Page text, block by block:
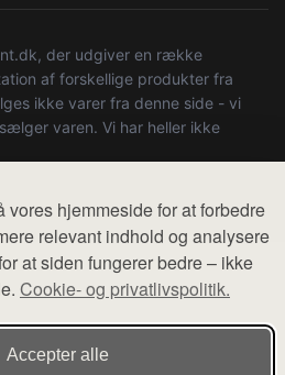
vores hjemmeside for at forbedre
relevant indhold og analysere
at siden fungerer bedre – ikke
Cookie- og privatlivspolitik.
Accepter alle
der udgiver en række
af forskellige produkter fra
ikke varer fra denne side - vi
varen. Vi har heller ikke
Alle rettigheder forbeholdes.